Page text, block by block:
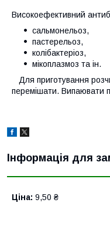
Високоефективний
сальмонельоз,
пастерельоз,
колібактеріоз,
мікоплазмоз та ін.
Для приготування
перемішати. Випаювати
Інформація для
Ціна: 9,50 ₴